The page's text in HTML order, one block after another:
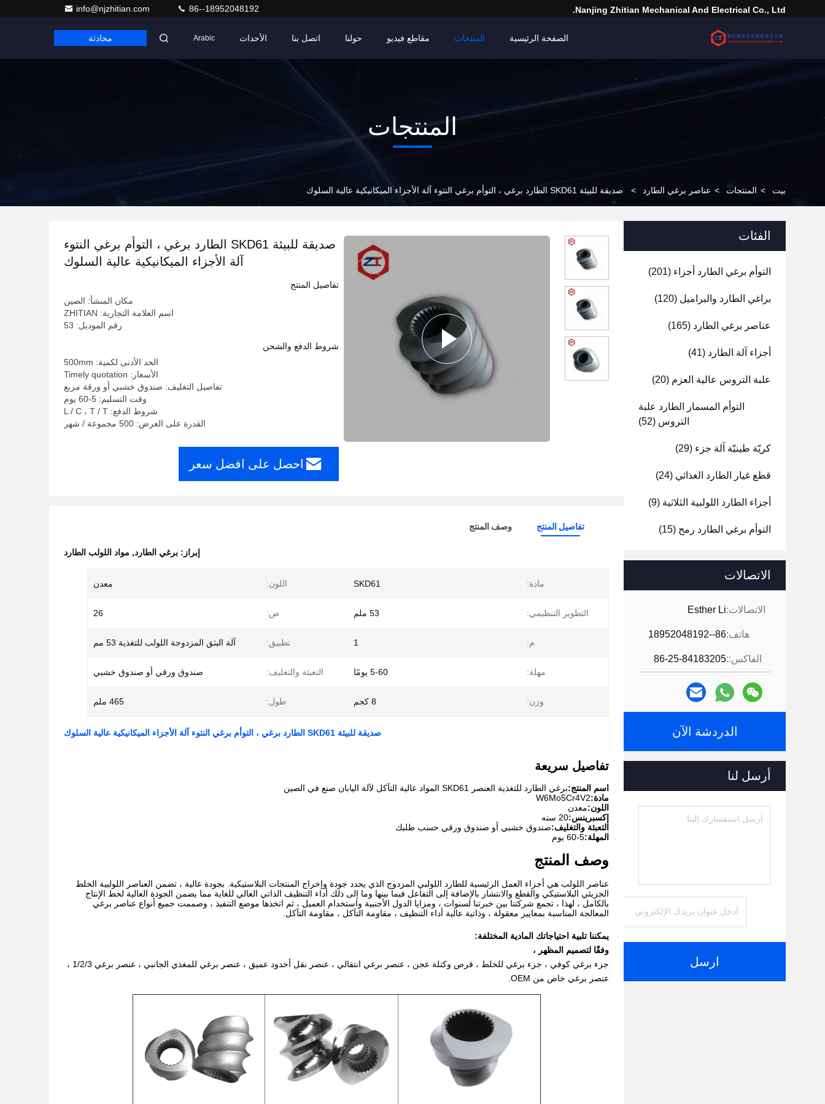
Nanjing Zhitian Mechanical And Electrical Co., Ltd.
info@njzhitian.com 86--18952048192
الصفحة الرئيسية المنتجات مقاطع فيديو حولنا اتصل بنا الأحداث Arabic محادثة
المنتجات
بيت > المنتجات > عناصر برغي الطارد > صديقة للبيئة SKD61 الطارد برغي ، التوأم برغي النتوء آلة الأجزاء الميكانيكية عالية السلوك
الفئات
التوأم برغي الطارد أجزاء (201)
براغي الطارد والبراميل (120)
عناصر برغي الطارد (165)
أجزاء آلة الطارد (41)
علبة التروس عالية العزم (20)
التوأم المسمار الطارد علبة
التروس (52)
كريّة طينيّة آلة جزء (29)
قطع غيار الطارد الغذائي (24)
أجزاء الطارد اللولبية الثلاثية (9)
التوأم برغي الطارد رمح (15)
الاتصالات
الاتصالات:Esther Li
هاتف:86--18952048192
الفاكس::86-25-84183205
الدردشة الآن
أرسل لنا
ارسل
صديقة للبيئة SKD61 الطارد برغي ، التوأم برغي النتوء
آلة الأجزاء الميكانيكية عالية السلوك
تفاصيل المنتج
مكان المنشأ: الصين
اسم العلامة التجارية: ZHITIAN
رقم الموديل: 53
شروط الدفع والشحن
الحد الأدنى لكمية: 500mm
الأسعار: Timely quotation
تفاصيل التغليف: صندوق خشبي أو ورقة مربع
وقت التسليم: 5-60 يوم
شروط الدفع: L / C ، T / T
القدرة على العرض: 500 مجموعة / شهر
احصل على افضل سعر
تفاصيل المنتج وصف المنتج
إبراز: برغي الطارد, مواد اللولب الطارد
مادة: SKD61 اللون: معدن
التطوير التنظيمي: 53 ملم ض: 26
م: 1 تطبيق: آلة البثق المزدوجة اللولب للتغذية 53 مم
مهلة: 5-60 يومًا التعبئة والتغليف: صندوق ورقي أو صندوق خشبي
وزن: 8 كجم طول: 465 ملم
صديقة للبيئة SKD61 الطارد برغي ، التوأم برغي النتوء آلة الأجزاء الميكانيكية عالية السلوك
تفاصيل سريعة
اسم المنتج:برغي الطارد للتغذية العنصر SKD61 المواد عالية التآكل لآلة اليابان صنع في الصين
مادة:W6Mo5Cr4V2
اللون:معدن
إكسبرينس:20 سنه
التعبئة والتغليف:صندوق خشبي أو صندوق ورقي حسب طلبك
المهلة:5-60 يوم
وصف المنتج
عناصر اللولب هي أجزاء العمل الرئيسية للطارد اللولبي المزدوج الذي يحدد جودة وإخراج المنتجات البلاستيكية. بجودة عالية ، تضمن العناصر اللولبية الخلط
الجزيئي البلاستيكي والقطع والانتشار بالإضافة إلى التفاعل فيما بينها وما إلى ذلك أداء التنظيف الذاتي العالي للغاية مما يضمن الجودة العالية لخط الإنتاج
بالكامل ، لهذا ، تجمع شركتنا بين خبرتنا لسنوات ، ومزايا الدول الأجنبية واستخدام العميل ، ثم اتخذها موضع التنفيذ ، وصممت جميع أنواع عناصر برغي
المعالجة المناسبة بمعايير معقولة ، وذاتية عالية أداء التنظيف ، مقاومة التآكل ، مقاومة التآكل.
يمكننا تلبية احتياجاتك المادية المختلفة:
وفقًا لتصميم المظهر ،
جزء برغي كوفي ، جزء برغي للخلط ، قرص وكتلة عجن ، عنصر برغي انتقالي ، عنصر نقل أخدود عميق ، عنصر برغي للمغذي الجانبي ، عنصر برغي 1/2/3 ،
عنصر برغي خاص من OEM.